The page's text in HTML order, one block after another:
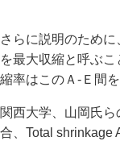
さらに説明のため
を最大収縮と呼ぶ
縮率はこのＡ-Ｅ間
関西大学、山岡氏
合、Total